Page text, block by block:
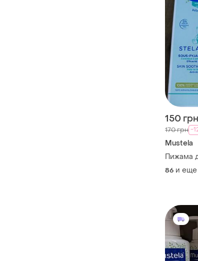
150 грн
170 грн -
Mustela
Пижама
86 и еще